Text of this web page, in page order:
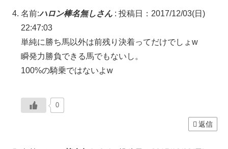
名前:ハロン棒名無しさん : 投稿日：2017/12/03(日)
22:47:03
単純に勝ち馬以外は前残り決着ってだけでしょw
瞬発力勝負できる馬でもないし。
100%の騎乗ではないよw
0
返信